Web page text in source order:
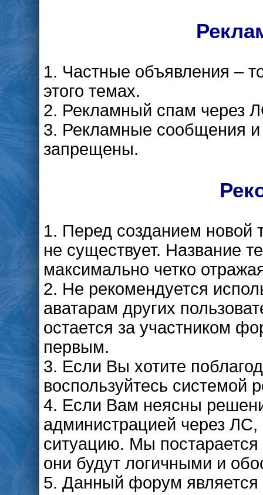
1. Частные объявления –
этого темах.
2. Рекламный спам через
3. Рекламные сообщения
запрещены.
1. Перед созданием новой
не существует. Название
максимально четко
2. Не рекомендуется
аватарам других
остается за участником
первым.
3. Если Вы хотите
воспользуйтесь системой
4. Если Вам неясны
администрацией через ЛС,
ситуацию. Мы
они будут логичными и
5. Данный форум является